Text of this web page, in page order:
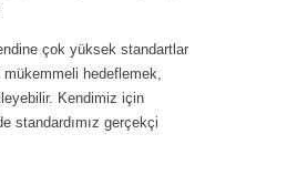
çok yüksek standartlar
hedeflemek,
Kendimiz için
standardımız gerçekçi